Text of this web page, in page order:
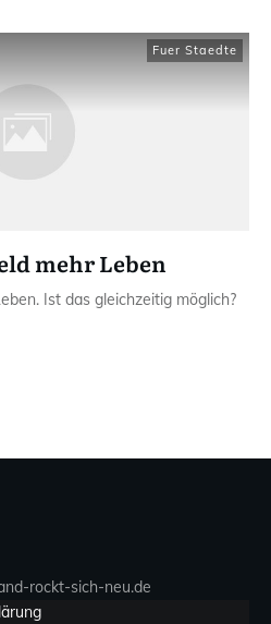
Fuer Staedte
mehr Leben
Ist das gleichzeitig möglich?
rockt-sich-neu.de